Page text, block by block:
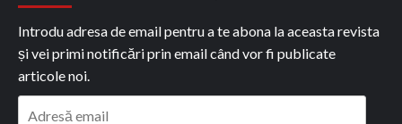
Introdu adresa de email pentru a te abona la aceasta revista
și vei primi notificări prin email când vor fi publicate
articole noi.